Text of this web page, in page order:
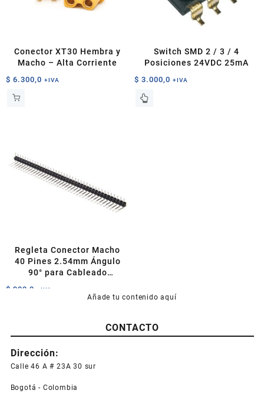
Conector XT30 Hembra y
Macho – Alta Corriente
$ 6.300,0 +IVA
Switch SMD 2 / 3 / 4
Posiciones 24VDC 25mA
$ 3.000,0 +IVA
Este
Regleta Conector Macho
40 Pines 2.54mm Ángulo
90° para Cableado
$ 900,0 +IVA
Añade tu contenido aquí
CONTACTO
Dirección:
Calle 46 A # 23A 30 sur
Bogotá - Colombia